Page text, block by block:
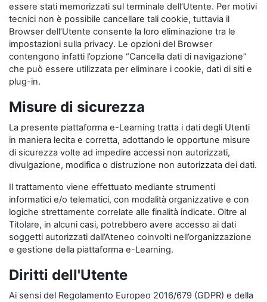
essere stati memorizzati sul terminale dell’Utente. Per motivi
tecnici non è possibile cancellare tali cookie, tuttavia il
Browser dell’Utente consente la loro eliminazione tra le
impostazioni sulla privacy. Le opzioni del Browser
contengono infatti l’opzione “Cancella dati di navigazione”
che può essere utilizzata per eliminare i cookie, dati di siti e
plug-in.
Misure di sicurezza
La presente piattaforma e-Learning tratta i dati degli Utenti
in maniera lecita e corretta, adottando le opportune misure
di sicurezza volte ad impedire accessi non autorizzati,
divulgazione, modifica o distruzione non autorizzata dei dati.
Il trattamento viene effettuato mediante strumenti
informatici e/o telematici, con modalità organizzative e con
logiche strettamente correlate alle finalità indicate. Oltre al
Titolare, in alcuni casi, potrebbero avere accesso ai dati
soggetti autorizzati dall’Ateneo coinvolti nell’organizzazione
e gestione della piattaforma e-Learning.
Diritti dell'Utente
Ai sensi del Regolamento Europeo 2016/679 (GDPR) e della